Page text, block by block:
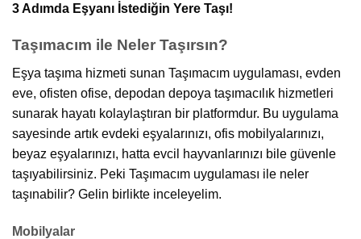
3 Adımda Eşyanı İstediğin Yere Taşı!
Taşımacım ile Neler Taşırsın?
Eşya taşıma hizmeti sunan Taşımacım uygulaması, evden
eve, ofisten ofise, depodan depoya taşımacılık hizmetleri
sunarak hayatı kolaylaştıran bir platformdur. Bu uygulama
sayesinde artık evdeki eşyalarınızı, ofis mobilyalarınızı,
beyaz eşyalarınızı, hatta evcil hayvanlarınızı bile güvenle
taşıyabilirsiniz. Peki Taşımacım uygulaması ile neler
taşınabilir? Gelin birlikte inceleyelim.
Mobilyalar